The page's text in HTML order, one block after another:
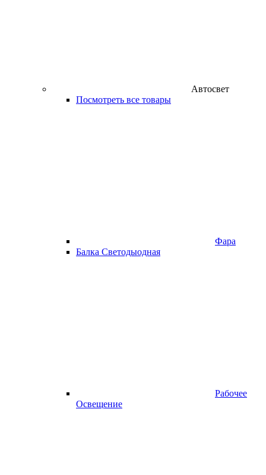
Автосвет
Посмотреть все товары
Фара
Балка Светодыодная
Рабочее
Освещение